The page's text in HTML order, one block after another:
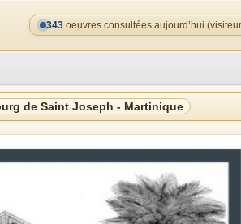
343 oeuvres consultées aujourd’hui
de Saint Joseph - Martinique